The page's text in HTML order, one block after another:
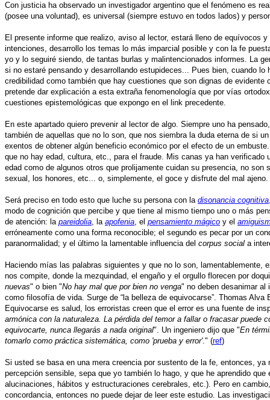
Con justicia ha observado un investigador argentino que el fenómeno es
(posee una voluntad), es universal (siempre estuvo en todos lados) y
El presente informe que realizo, aviso al lector, estará lleno de equívocos
intenciones, desarrollo los temas lo más imparcial posible y con la fe
yo y lo seguiré siendo, de tantas burlas y malintencionados informes. La
si no estaré pensando y desarrollando estupideces... Pues bien, cuando
credibilidad como también que hay cuestiones que son dignas de
pretende dar explicación a esta extraña fenomenología que por vías
cuestiones epistemológicas que expongo en el link precedente.
En este apartado quiero prevenir al lector de algo. Siempre uno ha
también de aquellas que no lo son, que nos siembra la duda eterna de si
exentos de obtener algún beneficio económico por el efecto de un
que no hay edad, cultura, etc., para el fraude. Mis canas ya han
edad como de algunos otros que prolijamente cuidan su presencia, no
sexual, los honores, etc... o, simplemente, el goce y disfrute del mal
Será preciso en todo esto que luche su persona con la disonancia cognitiva
modo de cognición que percibe y que tiene al mismo tiempo uno o más
de atención: la pareidolia, la apofenia, el pensamiento mágico y el
erróneamente como una forma reconocible; el segundo es pecar por un
paranormalidad; y el último la lamentable influencia del corpus social a
Haciendo mías las palabras siguientes y que no lo son,
nos compite, donde la mezquindad, el engaño y el orgullo florecen por
nuevas" o bien "No hay mal que por bien no venga" no deben desanimar al
como filosofía de vida. Surge de “la belleza de equivocarse”. Thomas Alva
Equivocarse es salud, los erroristas creen que el error es una fuente de
armónica con la naturaleza. La pérdida del temor a fallar o fracasar
equivocarte, nunca llegarás a nada original". Un ingeniero dijo que "En
tomarlo como práctica sistemática, como 'prueba y error'." (ref)
Si usted se basa en una mera creencia por sustento de la fe, entonces,
percepción sensible, sepa que yo también lo hago, y que he aprendido
alucinaciones, hábitos y estructuraciones cerebrales, etc.). Pero en
concordancia, entonces no puede dejar de leer este estudio. Las